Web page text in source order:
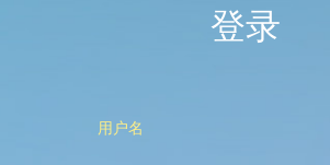
登录
用户名